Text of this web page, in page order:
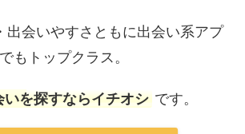
出会いやすさともに出会い系アプ
もトップクラス。
いを探すならイチオシ です。